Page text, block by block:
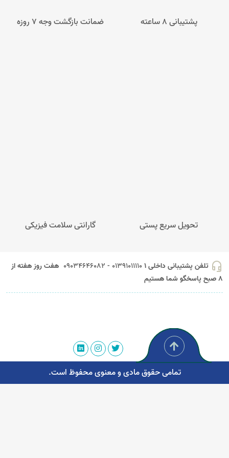
پشتیبانی 8 ساعته ضمانت بازگشت وجه ۷ روزه
تحویل سریع پستی گارانتی سلامت فیزیکی
headset_mic تلفن پشتیبانی داخلی 1 01391011110 - 09034646082
هفت روز هفته از
8 صبح پاسخگو شما هستیم
تمامی حقوق مادی و معنوی محفوظ است.